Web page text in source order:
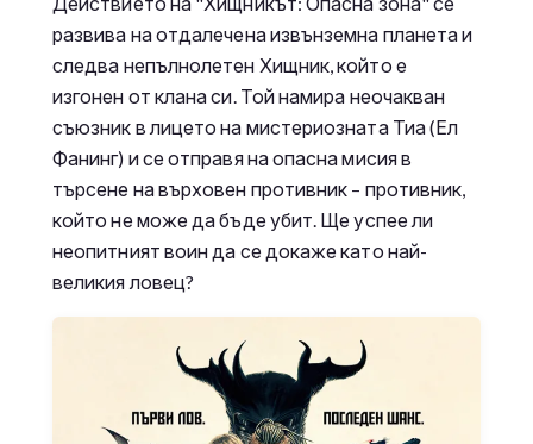
развива на отдалечена извънземна планета и
следва непълнолетен Хищник, който е
изгонен от клана си. Той намира неочакван
съюзник в лицето на мистериозната Тиа (Ел
Фанинг) и се отправя на опасна мисия в
търсене на върховен противник – противник,
който не може да бъде убит. Ще успее ли
неопитният воин да се докаже като най-
великия ловец?